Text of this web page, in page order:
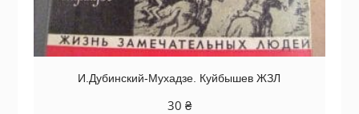
И.Дубинский-Мухадзе. Куйбышев ЖЗЛ
30 ₴